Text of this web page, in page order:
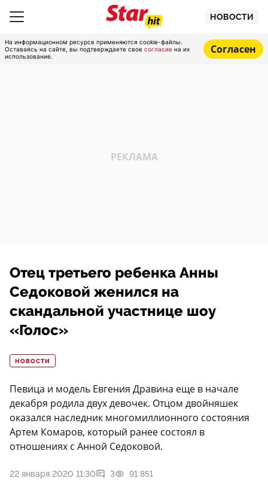
НОВОСТИ
На информационном ресурсе применяются cookie-файлы.
Оставаясь на сайте, вы подтверждаете свое согласие на их
использование.
Согласен
Отец третьего ребенка Анны
Седоковой женился на
скандальной участнице шоу
«Голос»
НОВОСТИ
Певица и модель Евгения Дравина еще в начале
декабря родила двух девочек. Отцом двойняшек
оказался наследник многомиллионного состояния
Артем Комаров, который ранее состоял в
отношениях с Анной Седоковой.
22 января 2020 11:30 3 91 851